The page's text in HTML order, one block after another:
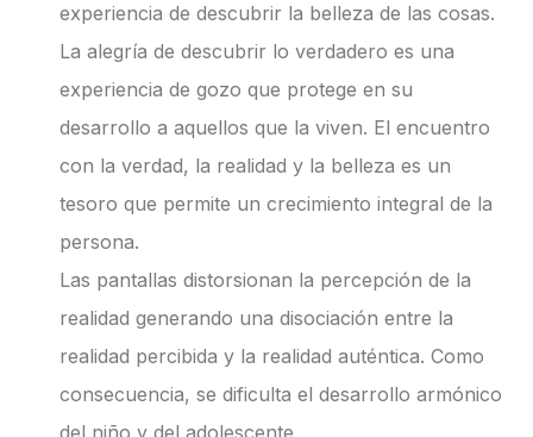
experiencia de descubrir la belleza de las cosas.
La alegría de descubrir lo verdadero es una
experiencia de gozo que protege en su
desarrollo a aquellos que la viven. El encuentro
con la verdad, la realidad y la belleza es un
tesoro que permite un crecimiento integral de la
persona.
Las pantallas distorsionan la percepción de la
realidad generando una disociación entre la
realidad percibida y la realidad auténtica. Como
consecuencia, se dificulta el desarrollo armónico